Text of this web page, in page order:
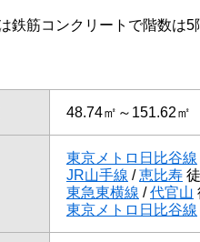
筋コンクリートで階数は5
48.74㎡～151.62㎡
東京メトロ日比谷線
JR山手線 /恵比寿
東急東横線 /代官山
東京メトロ日比谷線